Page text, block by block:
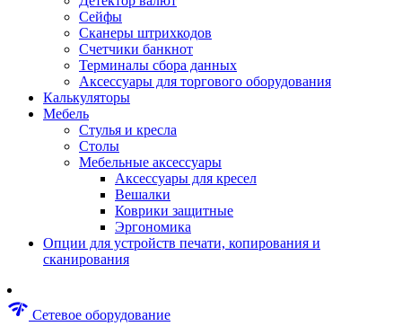
Инструмент измерительный
Краскораспылители пневматические
Наборы пневматические
Пистолеты пневматические
Шуруповерты
Дрели
Лобзики
Перфораторы
Шлифмашины
Наборы инструментов
Пилы
Пылесосы строительные
Сейфы
Сканеры штрихкодов
Счетчики банкнот
Терминалы сбора данных
Аксессуары для торгового оборудования
Калькуляторы
Мебель
Стулья и кресла
Столы
Мебельные аксессуары
Аксессуары для кресел
Вешалки
Коврики защитные
Эргономика
Опции для устройств печати, копирования и
сканирования
network_check Сетевое оборудование